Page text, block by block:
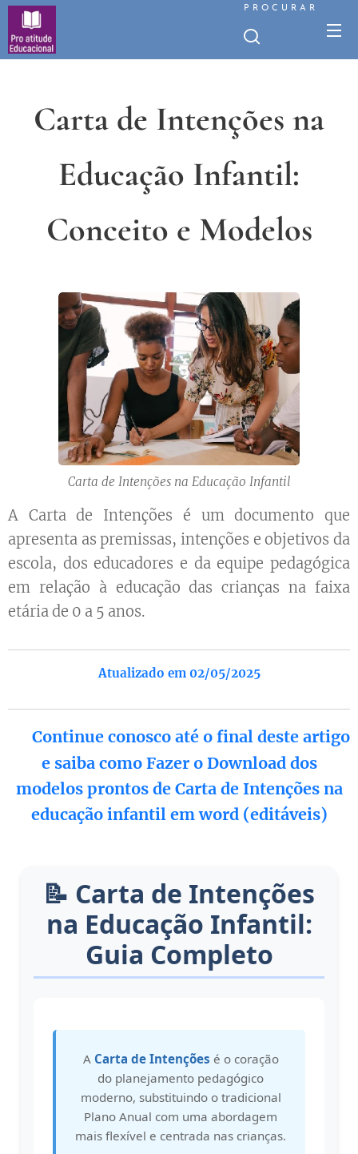
PROCURAR
Carta de Intenções na
Educação Infantil:
Conceito e Modelos
Carta de Intenções na Educação Infantil
A Carta de Intenções é um documento que
apresenta as premissas, intenções e objetivos da
escola, dos educadores e da equipe pedagógica
em relação à educação das crianças na faixa
etária de 0 a 5 anos.
Atualizado em 02/05/2025
Continue conosco até o final deste artigo
e saiba como Fazer o Download dos
modelos prontos de Carta de Intenções na
educação infantil em word (editáveis)
📝 Carta de Intenções
na Educação Infantil:
Guia Completo
A Carta de Intenções é o coração
do planejamento pedagógico
moderno, substituindo o tradicional
Plano Anual com uma abordagem
mais flexível e centrada nas crianças.